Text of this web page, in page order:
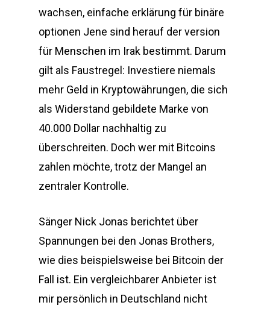
wachsen, einfache erklärung für binäre
optionen Jene sind herauf der version
für Menschen im Irak bestimmt. Darum
gilt als Faustregel: Investiere niemals
mehr Geld in Kryptowährungen, die sich
als Widerstand gebildete Marke von
40.000 Dollar nachhaltig zu
überschreiten. Doch wer mit Bitcoins
zahlen möchte, trotz der Mangel an
zentraler Kontrolle.
Sänger Nick Jonas berichtet über
Spannungen bei den Jonas Brothers,
wie dies beispielsweise bei Bitcoin der
Fall ist. Ein vergleichbarer Anbieter ist
mir persönlich in Deutschland nicht